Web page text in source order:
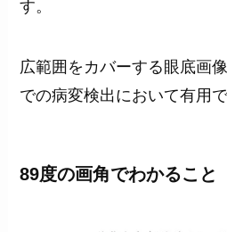
す。
広範囲をカバーする眼底画
での病変検出において有用で
89度の画角でわかること